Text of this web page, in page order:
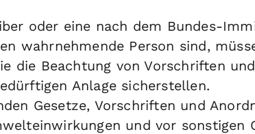
oder eine nach dem Bundes-
wahrnehmende Person sind,
die Beachtung von Vorschriften
Anlage sicherstellen.
Gesetze, Vorschriften und
und vor sonstigen